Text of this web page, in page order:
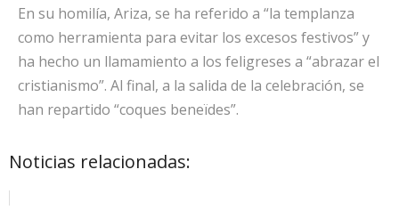
En su homilía, Ariza, se ha referido a “la templanza
como herramienta para evitar los excesos festivos” y
ha hecho un llamamiento a los feligreses a “abrazar el
cristianismo”. Al final, a la salida de la celebración, se
han repartido “coques beneïdes”.
Noticias relacionadas: